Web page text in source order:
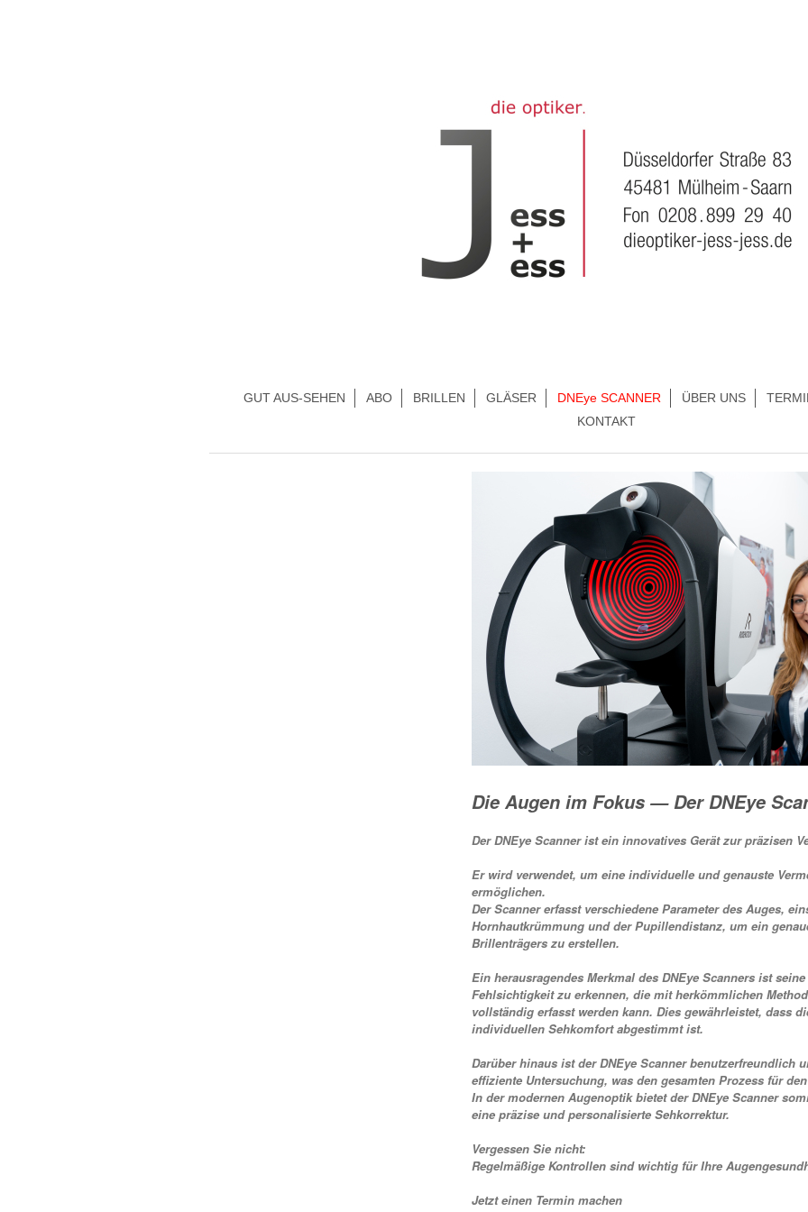
GUT AUS-SEHEN ABO BRILLEN GLÄSER DNEye SCANNER ÜBER UNS
KONTAKT
Die Augen im Fokus —Der DNEye
Der DNEye Scanner ist ein innovatives Gerät zur präzisen
Er wird verwendet, um eine individuelle und genauste
ermöglichen.
Der Scanner erfasst verschiedene Parameter des Auges,
Hornhautkrümmung und der Pupillendistanz, um ein
Brillenträgers zu erstellen.
Ein herausragendes Merkmal des DNEye Scanners ist
Fehlsichtigkeit zu erkennen, die mit herkömmlichen
vollständig erfasst werden kann. Dies gewährleistet, dass
individuellen Sehkomfort abgestimmt ist.
Darüber hinaus ist der DNEye Scanner benutzerfreundlich
effiziente Untersuchung, was den gesamten Prozess für
In der modernen Augenoptik bietet der DNEye Scanner
eine präzise und personalisierte Sehkorrektur.
Vergessen Sie nicht:
Regelmäßige Kontrollen sind wichtig für Ihre
Jetzt einen Termin machen